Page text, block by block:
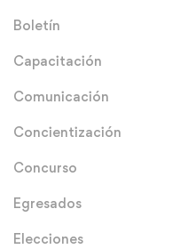
Boletín
Capacitación
Comunicación
Concientización
Concurso
Egresados
Elecciones